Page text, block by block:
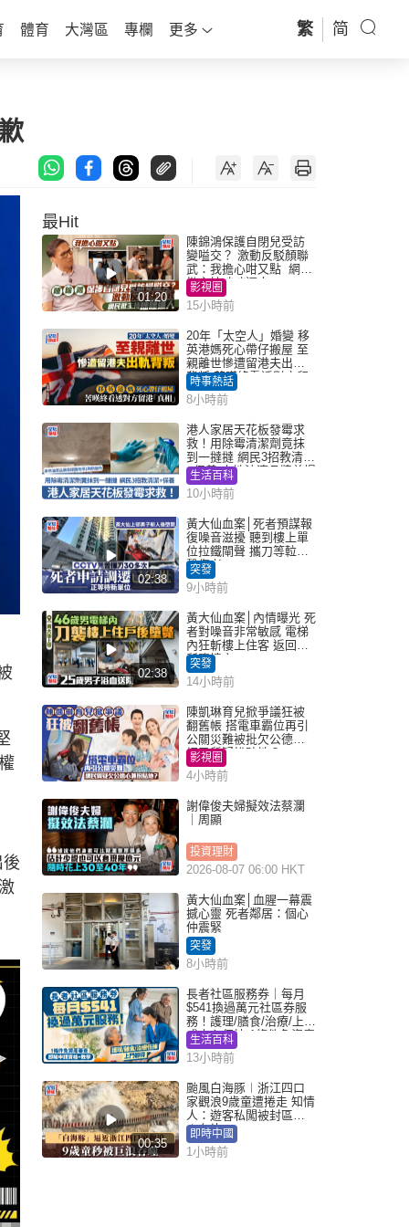
體育 大灣區 專欄 更多 繁 简
最Hit
01:20
陳錦鴻保護自閉兒受訪
變嗌交？ 激動反駁顏聯
武：我擔心咁又點 網民
批主持咄咄逼人
影視圈
15小時前
20年「太空人」婚變 移
英港媽死心帶仔搬屋 至
親離世慘遭留港夫出軌
背叛 苦嘆終看透對方留
港「真相」｜Juicy叮
時事熱話
8小時前
港人家居天花板發霉求
救！用除霉清潔劑竟抹
到一撻撻 網民3招教清潔
+保養 本地油漆品牌曾提
醒勿用1物防變色
生活百科
10小時前
02:38
黃大仙血案│死者預謀報
復噪音滋擾 聽到樓上單
位拉鐵閘聲 攜刀等𨋢伏
擊傷者
突發
9小時前
02:38
黃大仙血案│內情曝光 死
者對噪音非常敏感 電梯
內狂斬樓上住客 返回住
所墮樓亡
突發
14小時前
陳凱琳育兒掀爭議狂被
翻舊帳 搭電車霸位再引
公關災難被批欠公德心
網民質疑扮貼地？
影視圈
4小時前
謝偉俊夫婦擬效法蔡瀾
｜周顯
投資理財
2026-08-07 06:00 HKT
黃大仙血案│血腥一幕震
撼心靈 死者鄰居：個心
仲震緊
突發
8小時前
長者社區服務券｜每月
$541換過萬元社區券服
務！護理/膳食/治療/上門
或中心任揀 1條件免資產
審查（附申請資格及教
學）
生活百科
13小時前
00:35
颱風白海豚︱浙江四口
家觀浪9歲童遭捲走 知情
人：遊客私闖被封區域
︱有片
即時中國
1小時前